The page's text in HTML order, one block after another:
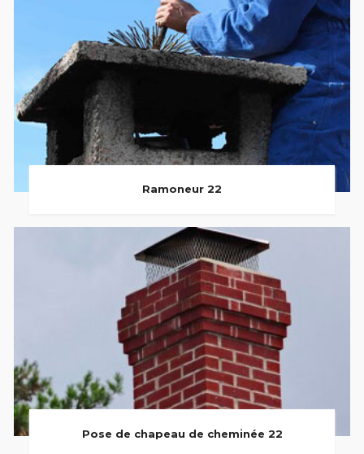
Ramoneur 22
Pose de chapeau de cheminée 22